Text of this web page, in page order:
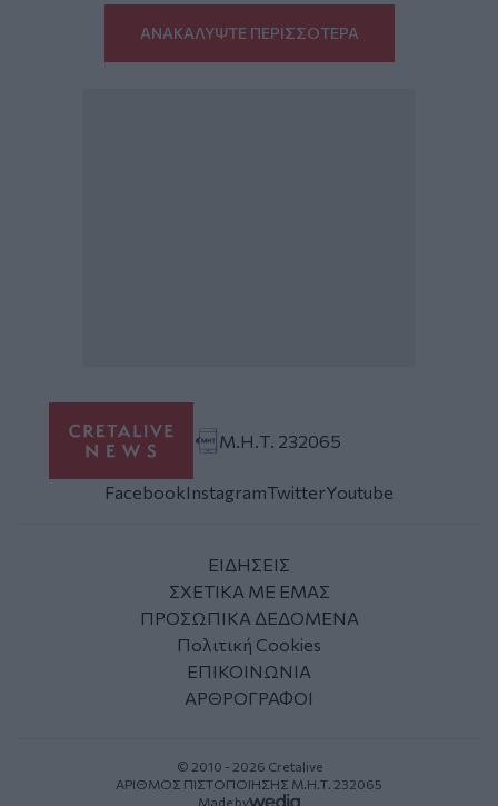
ΑΝΑΚΑΛΥΨΤΕ ΠΕΡΙΣΣΟΤΕΡΑ
Μ.Η.Τ. 232065
FacebookInstagramTwitterYoutube
ΕΙΔΗΣΕΙΣ
ΣΧΕΤΙΚΑ ΜΕ ΕΜΑΣ
ΠΡΟΣΩΠΙΚΑ ΔΕΔΟΜΕΝΑ
Πολιτική Cookies
ΕΠΙΚΟΙΝΩΝΙΑ
ΑΡΘΡΟΓΡΑΦΟΙ
© 2010 - 2026 Cretalive
ΑΡΙΘΜΟΣ ΠΙΣΤΟΠΟΙΗΣΗΣ Μ.Η.Τ. 232065
Made by